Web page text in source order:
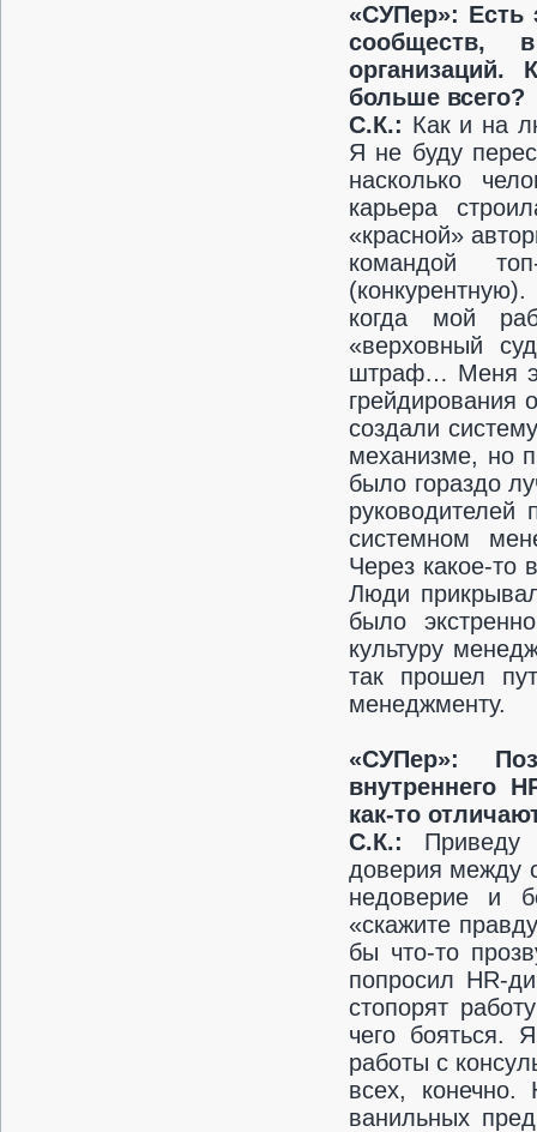
«СУПер»: Есть
сообществ,
больше всего?
С.К.: Как и на
Я не буду
насколько
карьера
«красной»
командой
когда мой
«верховный
штраф… Меня
грейдирования
создали
механизме, но
было гораздо
руководителей
системном
Через какое-то
Люди
было
культуру
так прошел
менеджменту.
«СУПер»:
внутреннего
как-то
С.К.: Приведу
доверия между
недоверие и
«скажите
бы что-то
попросил HR-
стопорят
чего бояться.
работы с
всех,
ванильных